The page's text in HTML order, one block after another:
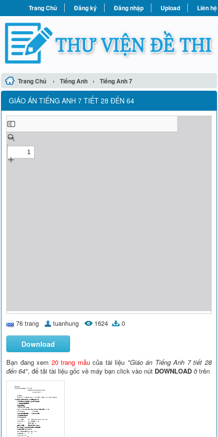
Trang Chủ Đăng ký Đăng nhập Upload Liên hệ
Trang Chủ › Tiếng Anh › Tiếng Anh 7
GIÁO ÁN TIẾNG ANH 7 TIẾT 28 ĐẾN 64
76 trang tuanhung 1624 0
Download
Bạn đang xem 20 trang mẫucủa tài liệu "Giáo án Tiếng Anh 7 tiết 28
đến 64", để tải tài liệu gốc về máy bạn click vào nút DOWNLOAD ở trên